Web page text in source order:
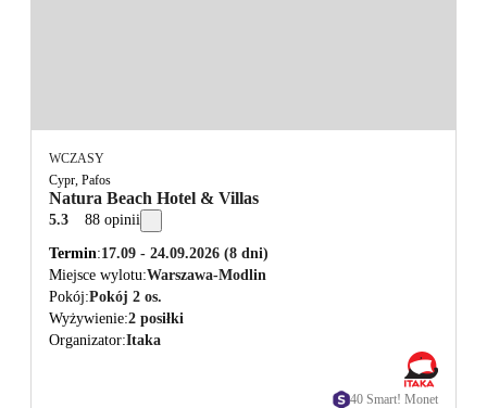
WCZASY
Cypr, Pafos
Natura Beach Hotel & Villas
5.3 88 opinii
Termin 17.09 - 24.09.2026 (8 dni)
Miejsce wylotu Warszawa-Modlin
Pokój Pokój 2 os.
Wyżywienie 2 posiłki
Organizator Itaka
40 Smart! Monet